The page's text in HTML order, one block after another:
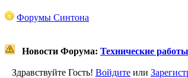
Форумы Синтона
Новости Форума: Технические работы
Здравствуйте Гость! Войдите или